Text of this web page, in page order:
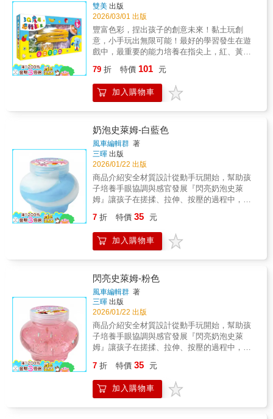
柔軟好塑形不黏手✅ 持久保濕｜密封保存可重
複使用📚 步驟教學．輕鬆上手✅ 圖解教學手冊
｜簡單步驟，上手零壓力✅ 創意啟發範例｜不
局限模仿，鼓勵自由創作
納 × 展示 三合一設計搭配色彩亮麗的蛋型收納
盒和簡明易懂的黏土教學，每顆都是作品的展
示舞台，也是珍貴的成長記錄， 變成房間要裡
最可愛的創意擺飾，讓孩子輕鬆達成「創作→
完成→展示」的完整成就感體驗！＊適用年
齡：3歲以上⚠️ 貼心提醒使用後請密封保存，建
議用保鮮膜包裹後放入夾鏈袋。🎨 色彩啟蒙．
綠、白、紫，滿足所有創作想像✅ 自由混色實
驗｜教孩子玩色彩魔法，創造獨特色彩✅ 視覺
美感培養｜鮮豔色彩刺激視覺發展，培養藝術
感知🖐️ 安全柔軟．玩得安心✅ 天然小麥成分｜
無毒安全，通過ST安全檢驗認證✅ 柔軟配方｜
質地柔軟好塑形不黏手✅ 持久保濕｜密封保存
可重複使用📚 步驟教學．輕鬆上手✅ 圖解教學
手冊｜簡單步驟，上手零壓力✅ 創意啟發範例
｜不局限模仿，鼓勵自由創作
雙美 出版
2026/03/01 出版
豐富色彩，捏出孩子的創意未來！黏土玩創
意，小手玩出無限可能！最好的學習發生在遊
戲中，最重要的能力培養在指尖上，紅、黃、
件實用工具組，輕鬆做出獨一無二的創作吧！
全面開發孩子的3Q聰明力！✅ IQ智力發展• 邏
輯思考：從步驟理解到創作規劃• 空間概念：平
到完成的堅持過程• 挫折忍受：修正與重來的正
向態度• 成就感建立：每件作品的自信累積✅
CQ創造力發展• 想像力激發：把抽象想法變具
體作品• 藝術表達：色彩與造型的個人詮釋• 創
新思維：「還能怎麼做？」的探索精神⚠️ 貼心
提醒1. 使用後請密封保存，建議用保鮮膜包裹
後放入夾鏈袋若黏土微乾，可加入少量乳液揉
捏恢復柔軟 四大核心特色1️⃣ 美感啟蒙✅ 色彩
飽和＋自由混色，創造無限色彩可能✅ 從配色
性高、好塑形。2️⃣ 能力發展 × 多元訓練✅ 揉、
搓、捏、捍、壓，全面訓練小手肌肉✅ 平面到
立體轉換，訓練邏輯思考✅ 完成作品過程，自
學，上手零壓力✅ 每完成一個作品，累積一份
自信4️⃣ 安全安心 ✅ 通過ST安全玩具檢驗
79 折 特價 101 元
加入購物車
奶泡史萊姆-白藍色
風車編輯群 著
三暉 出版
2026/01/22 出版
商品介紹安全材質設計從動手玩開始，幫助孩
子培養手眼協調與感官發展『閃亮奶泡史萊
姆』讓孩子在搓揉、拉伸、按壓的過程中，感
僅能提升手部肌肉發展與手眼協調能力，也能
幫助孩子在遊戲中培養專注力與耐心。史萊姆
的可塑性高，能自由變換形狀，鼓勵孩子發揮
化」等基礎概念，讓學習融入日常玩樂之中。
本產品貼心設計 兩種不同觸感的史萊姆，滿足
孩子多元的遊戲體驗：『閃亮史萊姆』質地柔
軟、好塑形，適合捏、揉、壓，幫助訓練手部
力量與操作穩定度；『奶泡史萊姆』為 高含水
量史萊姆，延展性佳、拉伸感明顯，觸感滑
順，適合體驗拉長、變形的趣味，帶來更豐富
的感官刺激。 本產品通過 ST 玩具安全檢驗，
符合相關安全規範，材質安心無虞，適合兒童
的環境中進行感官探索與創意遊戲。商品特色
感官發展訓練刺激觸覺發展，幫助培養手部控
制與感覺統合能力。 激發想像力可自由變化
7 折 特價 35 元
加入購物車
閃亮史萊姆-粉色
風車編輯群 著
三暉 出版
2026/01/22 出版
商品介紹安全材質設計從動手玩開始，幫助孩
子培養手眼協調與感官發展『閃亮奶泡史萊
姆』讓孩子在搓揉、拉伸、按壓的過程中，感
僅能提升手部肌肉發展與手眼協調能力，也能
幫助孩子在遊戲中培養專注力與耐心。史萊姆
的可塑性高，能自由變換形狀，鼓勵孩子發揮
7 折 特價 35 元
加入購物車